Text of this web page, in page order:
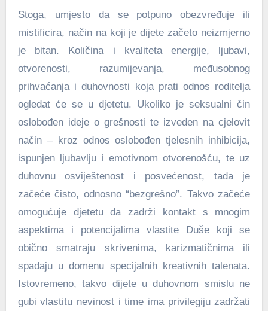
Stoga, umjesto da se potpuno obezvređuje ili
mistificira, način na koji je dijete začeto neizmjerno
je bitan. Količina i kvaliteta energije, ljubavi,
otvorenosti, razumijevanja, međusobnog
prihvaćanja i duhovnosti koja prati odnos roditelja
ogledat će se u djetetu. Ukoliko je seksualni čin
oslobođen ideje o grešnosti te izveden na cjelovit
način – kroz odnos oslobođen tjelesnih inhibicija,
ispunjen ljubavlju i emotivnom otvorenošću, te uz
duhovnu osviještenost i posvećenost, tada je
začeće čisto, odnosno “bezgrešno”. Takvo začeće
omogućuje djetetu da zadrži kontakt s mnogim
aspektima i potencijalima vlastite Duše koji se
obično smatraju skrivenima, karizmatičnima ili
spadaju u domenu specijalnih kreativnih talenata.
Istovremeno, takvo dijete u duhovnom smislu ne
gubi vlastitu nevinost i time ima privilegiju zadržati